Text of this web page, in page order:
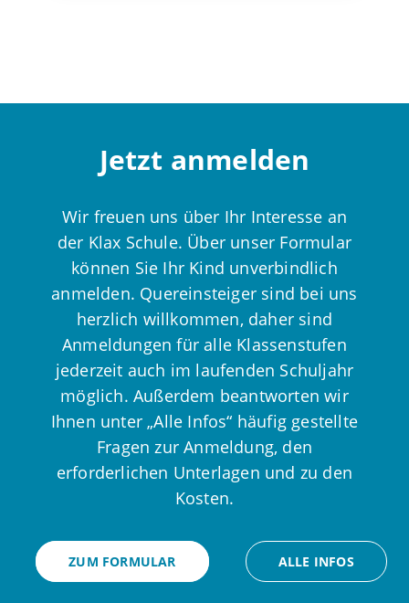
Jetzt anmelden
Wir freuen uns über Ihr Interesse an
der Klax Schule. Über unser Formular
können Sie Ihr Kind unverbindlich
anmelden. Quereinsteiger sind bei uns
herzlich willkommen, daher sind
Anmeldungen für alle Klassenstufen
jederzeit auch im laufenden Schuljahr
möglich. Außerdem beantworten wir
Ihnen unter „Alle Infos“ häufig gestellte
Fragen zur Anmeldung, den
erforderlichen Unterlagen und zu den
Kosten.
ZUM FORMULAR ALLE INFOS